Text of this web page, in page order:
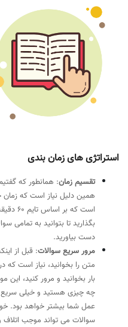
استراتژی های زمان بندی
تقسیم زمان
بگذارید تا بتوانید به تمامی
دست بیاورید.
مرور سریع سوالات: قبل از
متن را بخوانید، نیاز است که
بار بخوانید و مرور کنید،
چه چیزی هستید و خیلی سریع
عمل شما بیشتر خواهد بود.
سوالات می تواند موجب